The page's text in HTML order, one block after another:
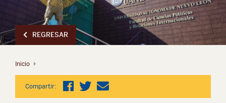
REGRESAR
Inicio
Compartir: